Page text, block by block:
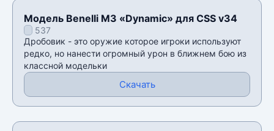
Модель Benelli M3 «Dynamic» для CSS v34
537
Дробовик - это оружие которое игроки используют
редко, но нанести огромный урон в ближнем бою из
классной модельки
Скачать